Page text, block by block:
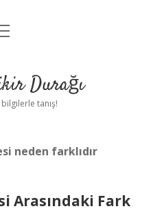
Durağı
tanış!
neden farklıdır
Arasındaki Fark